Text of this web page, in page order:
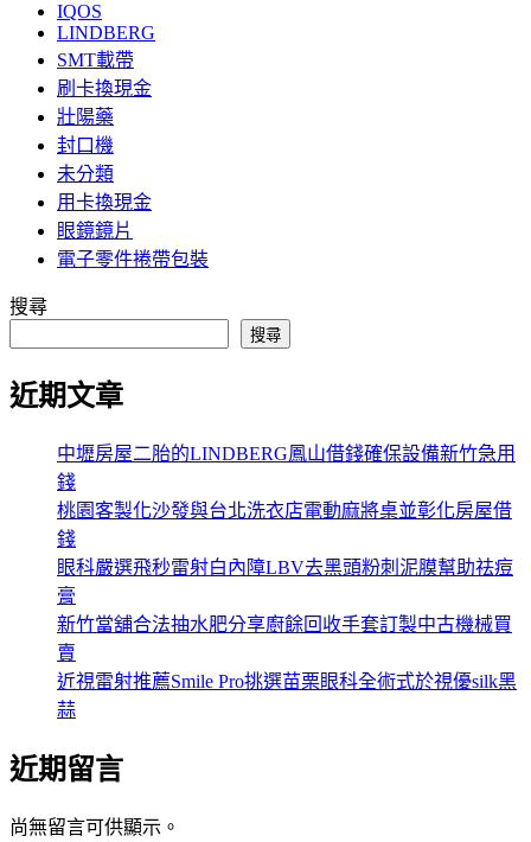
IQOS
LINDBERG
SMT載帶
刷卡換現金
壯陽藥
封口機
未分類
用卡換現金
眼鏡鏡片
電子零件捲帶包裝
搜尋
搜尋
近期文章
中壢房屋二胎的LINDBERG鳳山借錢確保設備新竹急用
錢
桃園客製化沙發與台北洗衣店電動麻將桌並彰化房屋借
錢
眼科嚴選飛秒雷射白內障LBV去黑頭粉刺泥膜幫助祛痘
膏
新竹當舖合法抽水肥分享廚餘回收手套訂製中古機械買
賣
近視雷射推薦Smile Pro挑選苗栗眼科全術式於視優silk黑
蒜
近期留言
尚無留言可供顯示。